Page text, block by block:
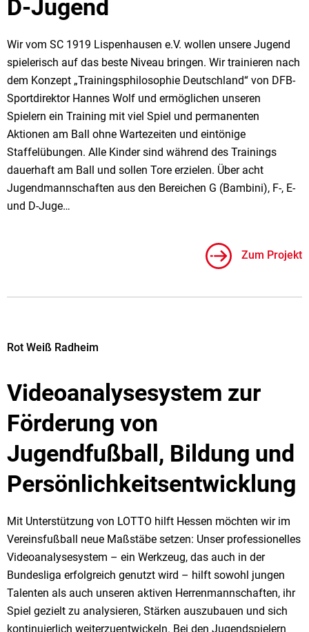
D-Jugend
Wir vom SC 1919 Lispenhausen e.V. wollen unsere Jugend
spielerisch auf das beste Niveau bringen. Wir trainieren nach
dem Konzept „Trainingsphilosophie Deutschland“ von DFB-
Sportdirektor Hannes Wolf und ermöglichen unseren
Spielern ein Training mit viel Spiel und permanenten
Aktionen am Ball ohne Wartezeiten und eintönige
Staffelübungen. Alle Kinder sind während des Trainings
dauerhaft am Ball und sollen Tore erzielen. Über acht
Jugendmannschaften aus den Bereichen G (Bambini), F-, E-
und D-Juge…
Zum Projekt
Videoanalysesystem zur
Förderung von
Jugendfußball, Bildung und
Persönlichkeitsentwicklung
Rot Weiß Radheim
Mit Unterstützung von LOTTO hilft Hessen möchten wir im
Vereinsfußball neue Maßstäbe setzen: Unser professionelles
Videoanalysesystem – ein Werkzeug, das auch in der
Bundesliga erfolgreich genutzt wird – hilft sowohl jungen
Talenten als auch unseren aktiven Herrenmannschaften, ihr
Spiel gezielt zu analysieren, Stärken auszubauen und sich
kontinuierlich weiterzuentwickeln. Bei den Jugendspielern